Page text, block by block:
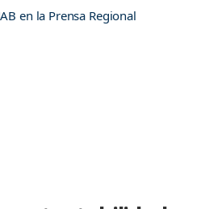
en la Prensa Regional